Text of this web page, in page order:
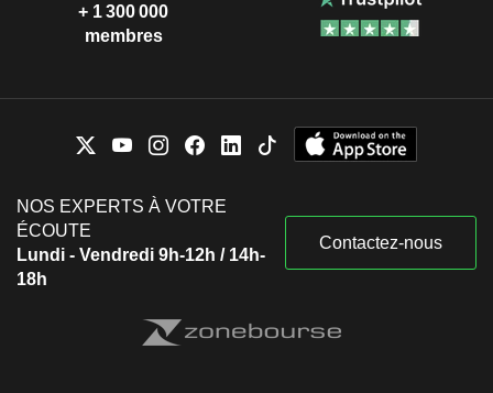
+ 1 300 000
membres
NOS EXPERTS À VOTRE
ÉCOUTE
Lundi - Vendredi 9h-12h / 14h-
18h
Contactez-nous